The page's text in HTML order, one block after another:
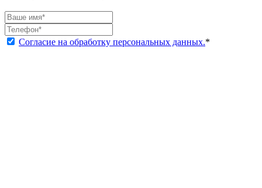
Согласие на обработку персональных данных.*